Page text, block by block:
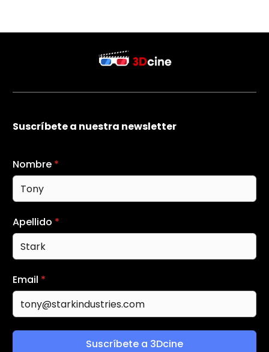
Suscríbete a nuestra newsletter
Nombre *
Apellido *
Email *
Suscríbete a 3Dcine